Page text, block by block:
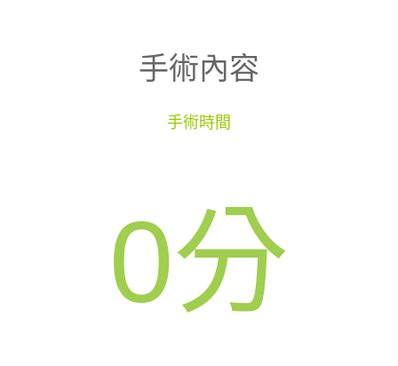
手術內容
手術時間
0分